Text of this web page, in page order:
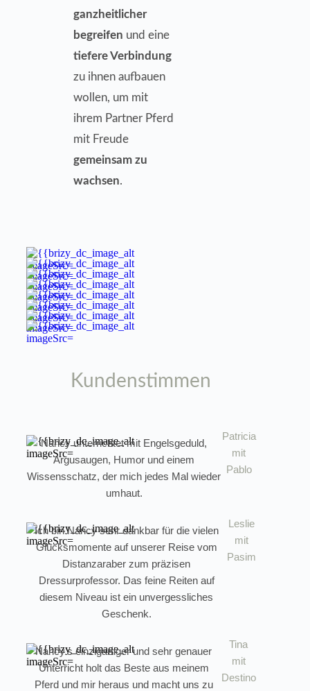
ganzheitlicher
begreifen und eine
tiefere Verbindung
zu ihnen aufbauen
wollen, um mit
ihrem Partner Pferd
mit Freude
gemeinsam zu
wachsen.
Kundenstimmen
Nancy unterrichtet mit Engelsgeduld,
Argusaugen, Humor und einem
Wissensschatz, der mich jedes Mal wieder
umhaut.
Patricia
mit
Pablo
Ich bin Nancy sehr dankbar für die vielen
Glücksmomente auf unserer Reise vom
Distanzaraber zum präzisen
Dressurprofessor. Das feine Reiten auf
diesem Niveau ist ein unvergessliches
Geschenk.
Leslie
mit
Pasim
Nancy's einzigartiger und sehr genauer
Unterricht holt das Beste aus meinem
Pferd und mir heraus und macht uns zu
Tina
mit
Destino